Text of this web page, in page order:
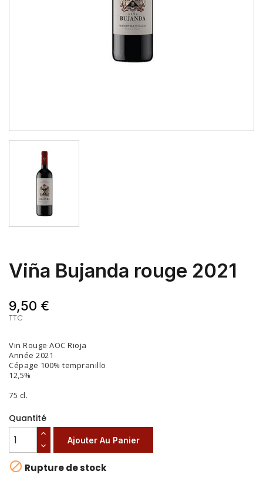
Viña Bujanda rouge 2021
9,50 €
TTC
Vin Rouge AOC Rioja
Année 2021
Cépage 100% tempranillo
12,5%
75 cl.
Quantité
Ajouter Au Panier
 Rupture de stock